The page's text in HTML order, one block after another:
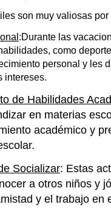
son muy valiosas
:Durante las
como
personal y les
intereses.
de Habilidades
en materias
académico y
Socializar: Estas
a otros niños y
y el trabajo en